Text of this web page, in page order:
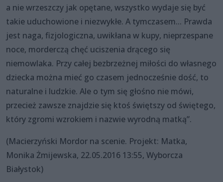
a nie wrzeszczy jak opętane, wszystko wydaje się być
takie uduchowione i niezwykłe. A tymczasem... Prawda
jest naga, fizjologiczna, uwikłana w kupy, nieprzespane
noce, morderczą chęć uciszenia drącego się
niemowlaka. Przy całej bezbrzeżnej miłości do własnego
dziecka można mieć go czasem jednocześnie dość, to
naturalne i ludzkie. Ale o tym się głośno nie mówi,
przecież zawsze znajdzie się ktoś świętszy od świętego,
który zgromi wzrokiem i nazwie wyrodną matką”.
(Macierzyński Mordor na scenie. Projekt: Matka,
Monika Żmijewska, 22.05.2016 13:55, Wyborcza
Białystok)